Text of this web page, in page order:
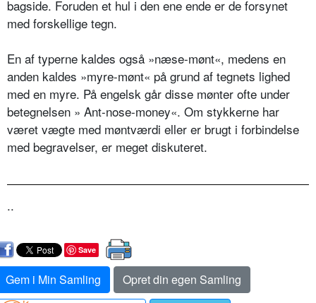
bagside. Foruden et hul i den ene ende er de forsynet
med forskellige tegn.
En af typerne kaldes også »næse-mønt«, medens en
anden kaldes »myre-mønt« på grund af tegnets lighed
med en myre. På engelsk går disse mønter ofte under
betegnelsen » Ant-nose-money«. Om stykkerne har
været vægte med møntværdi eller er brugt i forbindelse
med begravelser, er meget diskuteret.
..
Save
Gem i Min Samling
Opret din egen Samling